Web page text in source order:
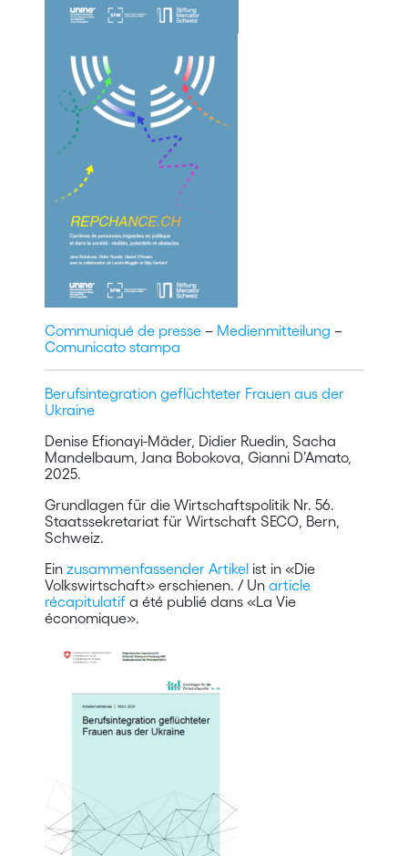
Communiqué de presse– Medienmitteilung –
Comunicato stampa
Berufsintegration geflüchteter Frauen aus der
Ukraine
Denise Efionayi-Mäder, Didier Ruedin, Sacha
Mandelbaum, Jana Bobokova, Gianni D’Amato,
2025.
Grundlagen für die Wirtschaftspolitik Nr. 56.
Staatssekretariat für Wirtschaft SECO, Bern,
Schweiz.
Ein zusammenfassender Artikelist in «Die
Volkswirtschaft» erschienen. / Un article
récapitulatifa été publié dans «La Vie
économique».